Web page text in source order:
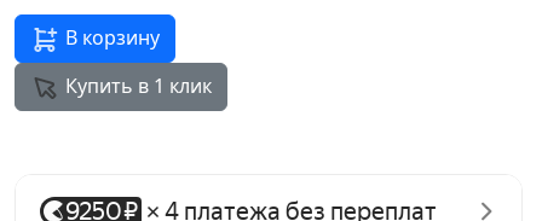
В корзину
Купить в 1 клик